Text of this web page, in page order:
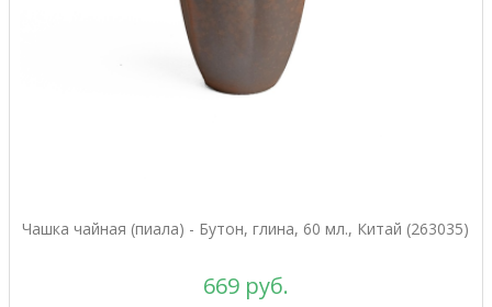
Чашка чайная (пиала) - Бутон, глина, 60 мл., Китай (263035)
669 руб.